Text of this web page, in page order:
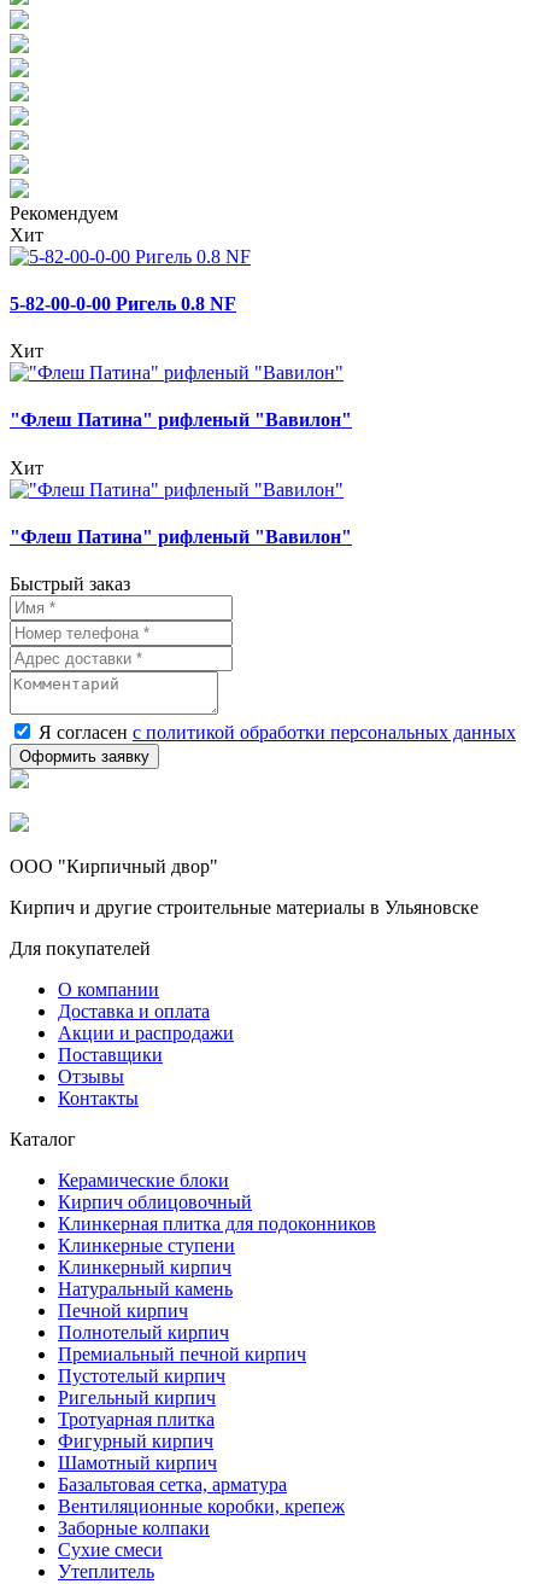
Рекомендуем
Хит
5-82-00-0-00 Ригель 0.8 NF
Хит
"Флеш Патина" рифленый "Вавилон"
Хит
"Флеш Патина" рифленый "Вавилон"
Быстрый заказ
Я согласен с политикой обработки персональных данных
ООО "Кирпичный двор"
Кирпич и другие строительные материалы в Ульяновске
Для покупателей
О компании
Доставка и оплата
Акции и распродажи
Поставщики
Отзывы
Контакты
Каталог
Керамические блоки
Кирпич облицовочный
Клинкерная плитка для подоконников
Клинкерные ступени
Клинкерный кирпич
Натуральный камень
Печной кирпич
Полнотелый кирпич
Премиальный печной кирпич
Пустотелый кирпич
Ригельный кирпич
Тротуарная плитка
Фигурный кирпич
Шамотный кирпич
Базальтовая сетка, арматура
Вентиляционные коробки, крепеж
Заборные колпаки
Сухие смеси
Утеплитель